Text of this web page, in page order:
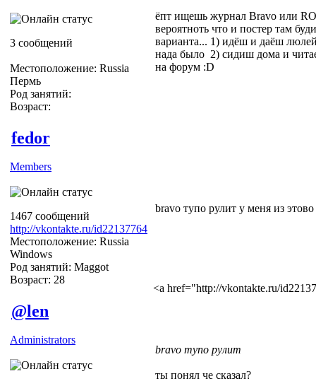
3 сообщений
Местоположение: Russia
Пермь
Род занятий:
Возраст:
ёпт ищешь журнал Bravo или
вероятноть что и постер там
варианта... 1) идёш и даёш
нада было 2) сидиш дома и
на форум :D
fedor
Members
1467 сообщений
http://vkontakte.ru/id22137764
Местоположение: Russia
Windows
Род занятий: Maggot
Возраст: 28
bravo тупо рулит у меня из
<a href="http://vkontakte.ru/
@len
Administrators
bravo тупо рулит
ты понял че сказал?